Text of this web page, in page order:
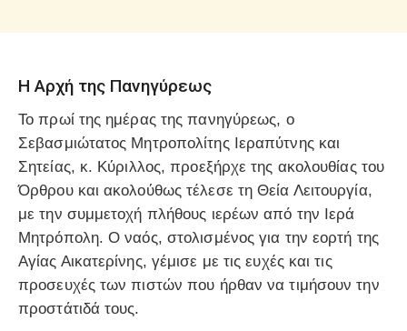
Η Αρχή της Πανηγύρεως
Το πρωί της ημέρας της πανηγύρεως, ο
Σεβασμιώτατος Μητροπολίτης Ιεραπύτνης και
Σητείας, κ. Κύριλλος, προεξήρχε της ακολουθίας του
Όρθρου και ακολούθως τέλεσε τη Θεία Λειτουργία,
με την συμμετοχή πλήθους ιερέων από την Ιερά
Μητρόπολη. Ο ναός, στολισμένος για την εορτή της
Αγίας Αικατερίνης, γέμισε με τις ευχές και τις
προσευχές των πιστών που ήρθαν να τιμήσουν την
προστάτιδά τους.